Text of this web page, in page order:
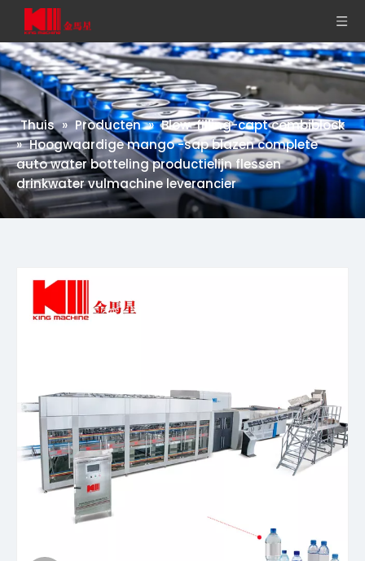
Thuis » Producten » Blow-filling-capt combiblock
» Hoogwaardige mango -sap blazen complete
auto water botteling productielijn flessen
drinkwater vulmachine leverancier